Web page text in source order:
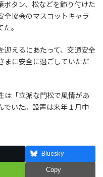
ボタン、松などを飾り付けた
全協会のマスコットキャラ
。
迎えるにあたって、交通安全
まに安全に過ごしていただ
は「立派な門松で風情があ
でいた。設置は来年１月中
Bluesky
Copy